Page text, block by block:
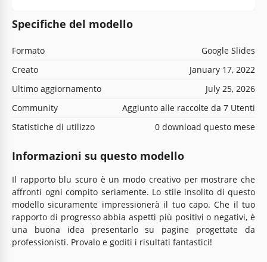
Specifiche del modello
Formato
Google Slides
Creato
January 17, 2022
Ultimo aggiornamento
July 25, 2026
Community
Aggiunto alle raccolte da 7 Utenti
Statistiche di utilizzo
0 download questo mese
Informazioni su questo modello
Il rapporto blu scuro è un modo creativo per mostrare che
affronti ogni compito seriamente. Lo stile insolito di questo
modello sicuramente impressionerà il tuo capo. Che il tuo
rapporto di progresso abbia aspetti più positivi o negativi, è
una buona idea presentarlo su pagine progettate da
professionisti. Provalo e goditi i risultati fantastici!